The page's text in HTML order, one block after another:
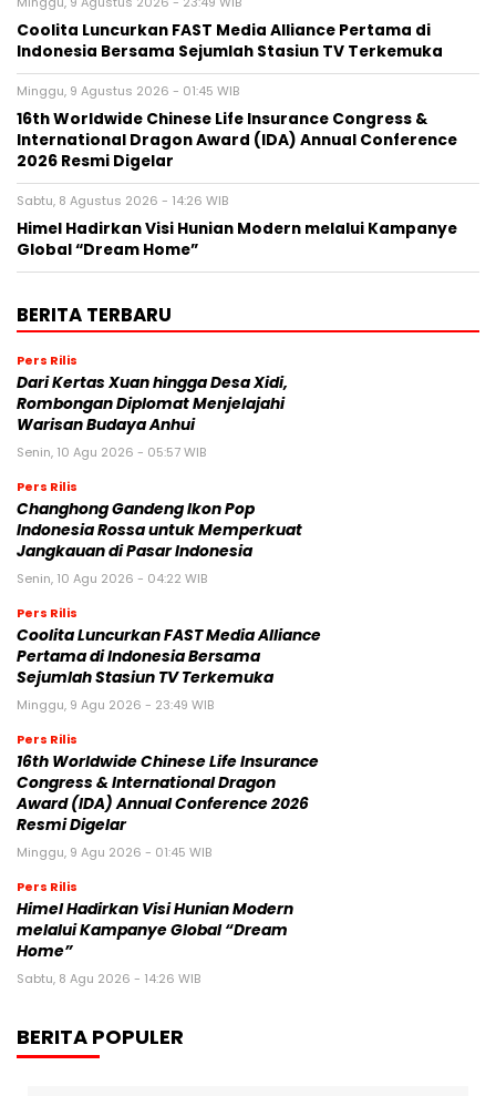
Coolita Luncurkan FAST Media Alliance Pertama di
Indonesia Bersama Sejumlah Stasiun TV Terkemuka
Minggu, 9 Agustus 2026 - 01:45 WIB
16th Worldwide Chinese Life Insurance Congress &
International Dragon Award (IDA) Annual Conference
2026 Resmi Digelar
Sabtu, 8 Agustus 2026 - 14:26 WIB
Himel Hadirkan Visi Hunian Modern melalui Kampanye
Global “Dream Home”
BERITA TERBARU
Pers Rilis
Dari Kertas Xuan hingga Desa Xidi,
Rombongan Diplomat Menjelajahi
Warisan Budaya Anhui
Senin, 10 Agu 2026 - 05:57 WIB
Pers Rilis
Changhong Gandeng Ikon Pop
Indonesia Rossa untuk Memperkuat
Jangkauan di Pasar Indonesia
Senin, 10 Agu 2026 - 04:22 WIB
Pers Rilis
Coolita Luncurkan FAST Media Alliance
Pertama di Indonesia Bersama
Sejumlah Stasiun TV Terkemuka
Minggu, 9 Agu 2026 - 23:49 WIB
Pers Rilis
16th Worldwide Chinese Life Insurance
Congress & International Dragon
Award (IDA) Annual Conference 2026
Resmi Digelar
Minggu, 9 Agu 2026 - 01:45 WIB
Pers Rilis
Himel Hadirkan Visi Hunian Modern
melalui Kampanye Global “Dream
Home”
Sabtu, 8 Agu 2026 - 14:26 WIB
BERITA POPULER